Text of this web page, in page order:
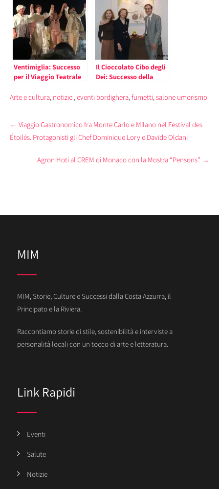
Quino creatore di
Mafalda (il
programma)
Ventimiglia: Successo
per il Viaggio Teatrale
Il Cioccolato Cibo degli
Dei: Successo della
Arte e cultura, notizie ,eventi bordighera,fumetti,salone umorismo
Post
navigation
← Viaggio Gastronomico fra Monte Carlo e Milano nel Festival des
Étoilés. Protagonisti gli Chef Dominique Lory e Davide Oldani
Agron Hoti al CREM di Monaco con la Mostra “Pensons” →
MIM
MIM, Storie, Culture e Successi dalla Costa Azzurra, il
Principato e la Riviera.
Raccontiamo storie di stile, sostenibilità e interviste a
personalità locali con un tocco di arte e letteratura.
Link Rapidi
Eventi
Salute
Notizie